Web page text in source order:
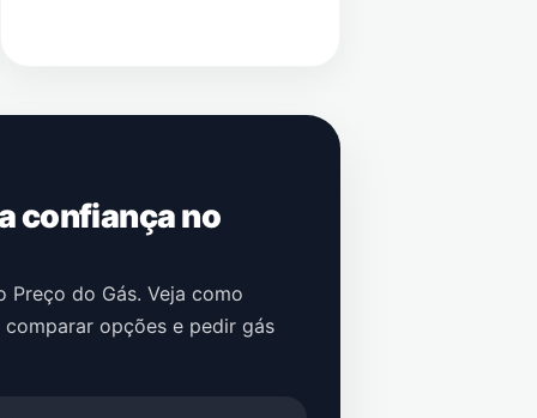
confiança no
do Gás. Veja como
comparar opções e pedir gás